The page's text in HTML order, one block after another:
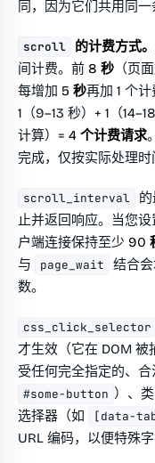
同，因为它们共用同一
scroll 的计费方式。
间计费。前 8 秒 （页
每增加 5 秒再加 1 个
1（9–13 秒）+ 1（
计算）= 4 个计费请求
完成，仅按实际处理时
scroll_interval
止并返回响应。当您设
户端连接保持至少 90
与 page_wait
结合
数。
css_click_selector
才生效（它在 DOM
受任何完全指定的、
#some-button ）、
选择器（如
[data-
URL 编码，以便特殊